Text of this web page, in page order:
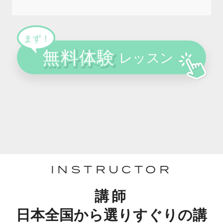
INSTRUCTOR
講師
日本全国から選りすぐりの講